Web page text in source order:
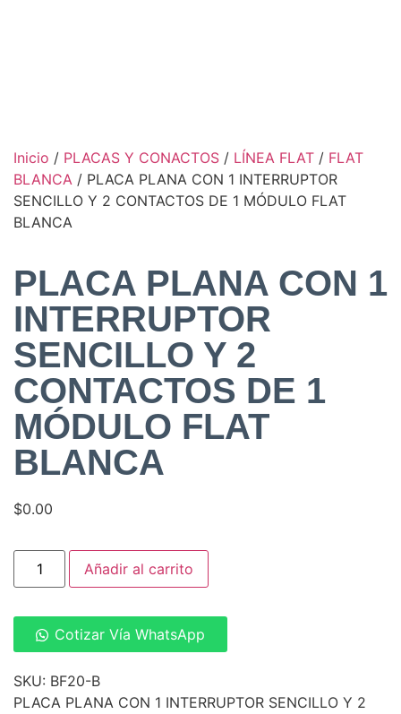
Inicio / PLACAS Y CONACTOS / LÍNEA FLAT / FLAT
BLANCA / PLACA PLANA CON 1 INTERRUPTOR
SENCILLO Y 2 CONTACTOS DE 1 MÓDULO FLAT
BLANCA
PLACA PLANA CON 1
INTERRUPTOR
SENCILLO Y 2
CONTACTOS DE 1
MÓDULO FLAT
BLANCA
$0.00
Añadir al carrito
Cotizar Vía WhatsApp
SKU: BF20-B
PLACA PLANA CON 1 INTERRUPTOR SENCILLO Y 2